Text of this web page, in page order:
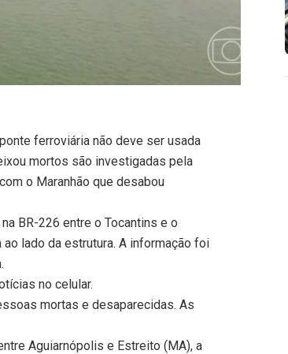
ferroviária não deve ser usada
mortos são investigadas pela
o Maranhão que desabou
BR-226 entre o Tocantins e o
lado da estrutura. A informação foi
no celular.
mortas e desaparecidas. As
Aguiarnópolis e Estreito (MA), a